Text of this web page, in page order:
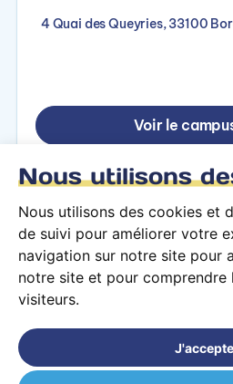
Nous utilisons
Nous utilisons des cookies et
de suivi pour améliorer votre
navigation sur notre site pour
notre site et pour comprendre
visiteurs.
J'accepte
4 Quai des Queyries, 33100
Voir le
Conditions générales d’utilisation
© 2026 PARCOURS Privé